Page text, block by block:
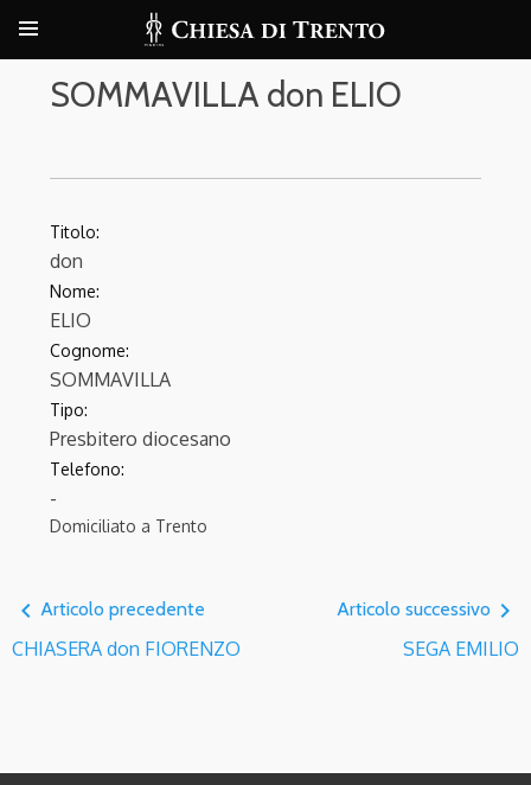
SOMMAVILLA don ELIO
Titolo:
don
Nome:
ELIO
Cognome:
SOMMAVILLA
Tipo:
Presbitero diocesano
Telefono:
-
Domiciliato a Trento
navigate_before Articolo precedente
CHIASERA don FIORENZO
Articolo successivo navigate_next
SEGA EMILIO